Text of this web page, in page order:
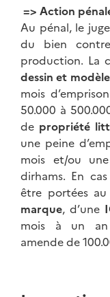
=> Action
Au pénal, le
du bien
production. La
dessin et
mois
50.000 à
de propriété
une peine
mois et/ou
dirhams. En
être portées
marque, d’une
mois à un an
amende de